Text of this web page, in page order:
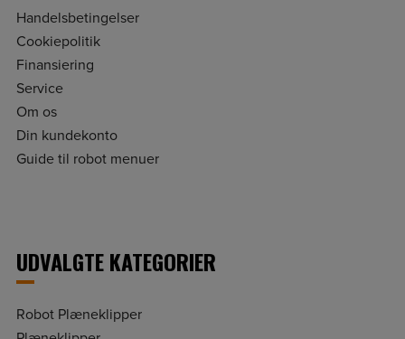
Handelsbetingelser
Cookiepolitik
Finansiering
Service
Om os
Din kundekonto
Guide til robot menuer
UDVALGTE KATEGORIER
Robot Plæneklipper